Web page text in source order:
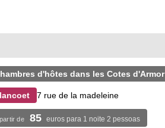
d'hôtes dans les Cotes d'Armor
7 rue de la madeleine
de 85 euros para 1 noite 2 pessoas